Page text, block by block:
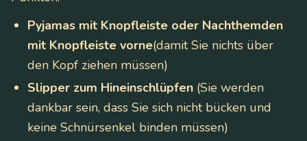
Pyjamas mit Knopfleiste oder Nachthemden
mit Knopfleiste vorne(damit Sie nichts über
den Kopf ziehen müssen)
Slipper zum Hineinschlüpfen (Sie werden
dankbar sein, dass Sie sich nicht bücken und
keine Schnürsenkel binden müssen)